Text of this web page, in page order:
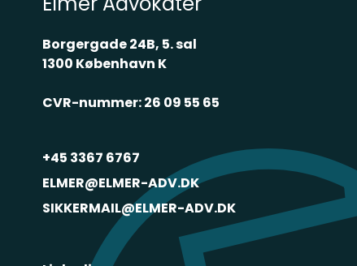
Borgergade 24B, 5. sal
1300 København K
CVR-nummer: 26 09 55 65
+45 3367 6767
ELMER@ELMER-ADV.DK
SIKKERMAIL@ELMER-ADV.DK